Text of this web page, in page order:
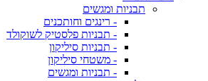
תבניות ומגשים
- רינגים וחותכנים
- תבניות פלסטיק לשוקולד
- תבניות סיליקון
- משטחי סיליקון
- תבניות ומגשים